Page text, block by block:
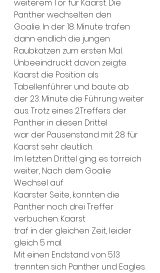
weiterem Tor für Kaarst. Die
Panther wechselten den
Goalie. In der 18. Minute trafen
dann endlich die jungen
Raubkatzen zum ersten Mal.
Unbeeindruckt davon zeigte
Kaarst die Position als
Tabellenführer und baute ab
der 23. Minute die Führung weiter
aus. Trotz eines 2.Treffers der
Panther in diesen Drittel
war der Pausenstand mit 2:8 für
Kaarst sehr deutlich.
Im letzten Drittel ging es torreich
weiter, Nach dem Goalie
Wechsel auf
Kaarster Seite, konnten die
Panther noch drei Treffer
verbuchen. Kaarst
traf in der gleichen Zeit, leider
gleich 5 mal.
Mit einen Endstand von 5:13
trennten sich Panther und Eagles.